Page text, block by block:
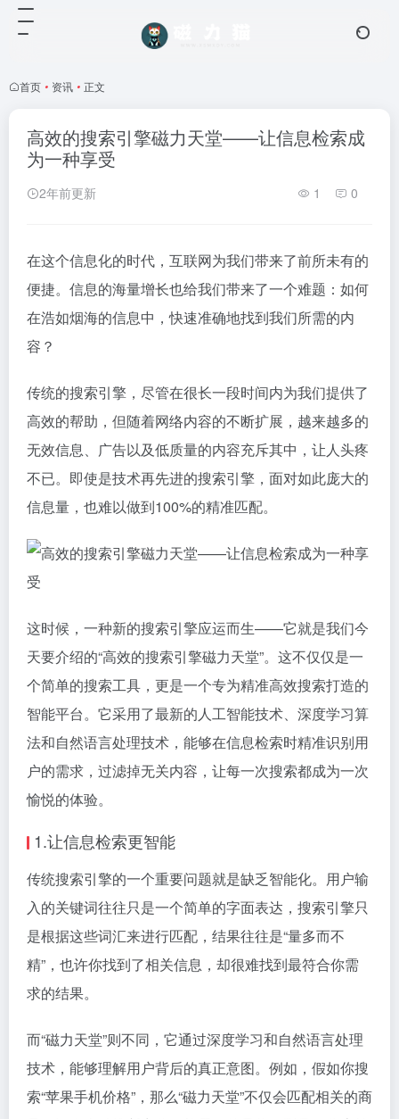
首页 • 资讯 • 正文
高效的搜索引擎磁力天堂——让信息检索成
为一种享受
2年前更新 1 0
在这个信息化的时代，互联网为我们带来了前所未有的
便捷。信息的海量增长也给我们带来了一个难题：如何
在浩如烟海的信息中，快速准确地找到我们所需的内
容？
传统的搜索引擎，尽管在很长一段时间内为我们提供了
高效的帮助，但随着网络内容的不断扩展，越来越多的
无效信息、广告以及低质量的内容充斥其中，让人头疼
不已。即使是技术再先进的搜索引擎，面对如此庞大的
信息量，也难以做到100%的精准匹配。
这时候，一种新的搜索引擎应运而生——它就是我们今
天要介绍的“高效的搜索引擎磁力天堂”。这不仅仅是一
个简单的搜索工具，更是一个专为精准高效搜索打造的
智能平台。它采用了最新的人工智能技术、深度学习算
法和自然语言处理技术，能够在信息检索时精准识别用
户的需求，过滤掉无关内容，让每一次搜索都成为一次
愉悦的体验。
1.让信息检索更智能
传统搜索引擎的一个重要问题就是缺乏智能化。用户输
入的关键词往往只是一个简单的字面表达，搜索引擎只
是根据这些词汇来进行匹配，结果往往是“量多而不
精”，也许你找到了相关信息，却很难找到最符合你需
求的结果。
而“磁力天堂”则不同，它通过深度学习和自然语言处理
技术，能够理解用户背后的真正意图。例如，假如你搜
索“苹果手机价格”，那么“磁力天堂”不仅会匹配相关的商